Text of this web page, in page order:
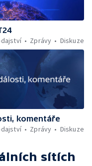
Zprávy Diskuze
komentáře
Zprávy Diskuze
sítích